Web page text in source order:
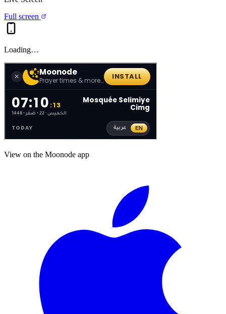
Full screen
Loading…
View on the Moonode app